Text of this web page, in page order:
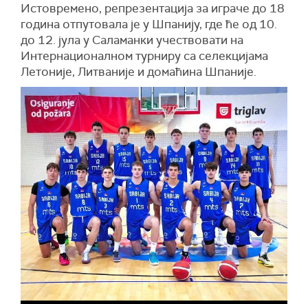
Истовремено, репрезентација за играче до 18
година отпутовала је у Шпанију, где ће од 10.
до 12. јула у Саламанки учествовати на
Интернационалном турниру са селекцијама
Летоније, Литваније и домаћина Шпаније.